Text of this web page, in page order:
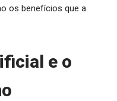
os benefícios que a
e o